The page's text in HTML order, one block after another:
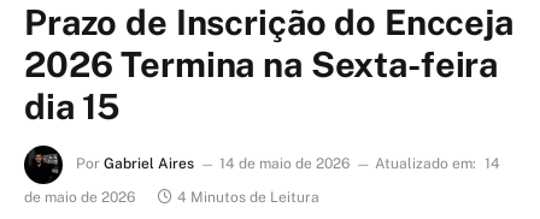
Prazo de Inscrição do Encceja
2026 Termina na Sexta-feira
dia 15
Por Gabriel Aires 14 de maio de 2026 Atualizado em: 14
de maio de 2026
4 Minutos de Leitura